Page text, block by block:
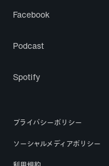
Facebook
Podcast
Spotify
プライバシーポリシー
ソーシャルメディアポリシー